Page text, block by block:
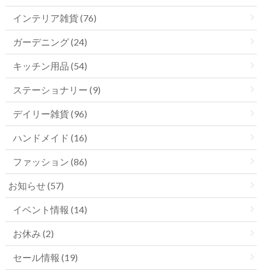
インテリア雑貨 (76)
ガーデニング (24)
キッチン用品 (54)
ステーショナリー (9)
デイリー雑貨 (96)
ハンドメイド (16)
ファッション (86)
お知らせ (57)
イベント情報 (14)
お休み (2)
セール情報 (19)